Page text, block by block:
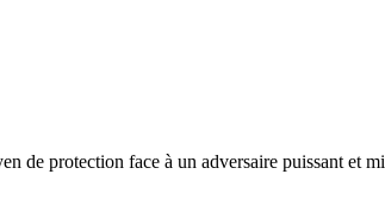
de protection face à un adversaire puissant et